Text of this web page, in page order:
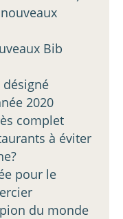
Bib
désigné
2020
complet
à éviter
pour le
du monde